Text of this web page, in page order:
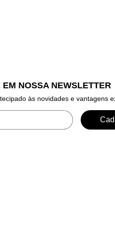
EM NOSSA NEWSLETTER
às novidades e vantagens